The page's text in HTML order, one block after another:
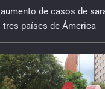
de casos de
países de Ámerica